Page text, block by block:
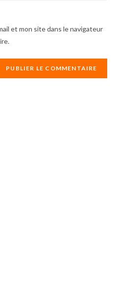
et mon site dans le navigateur